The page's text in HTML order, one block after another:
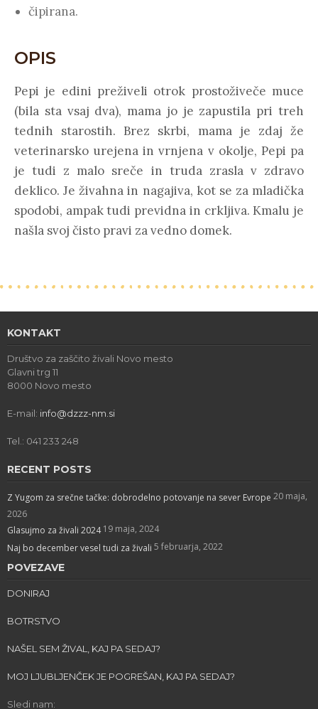
čipirana.
OPIS
Pepi je edini preživeli otrok prostoživeče muce
(bila sta vsaj dva), mama jo je zapustila pri treh
tednih starostih. Brez skrbi, mama je zdaj že
veterinarsko urejena in vrnjena v okolje, Pepi pa
je tudi z malo sreče in truda zrasla v zdravo
deklico. Je živahna in nagajiva, kot se za mladička
spodobi, ampak tudi previdna in crkljiva. Kmalu je
našla svoj čisto pravi za vedno domek.
KONTAKT
Društvo za zaščito živali Novo mesto
Glavni trg 11
8000 Novo mesto
E-mail: info@dzzz-nm.si
Tel.: 041 233 248
RECENT POSTS
Z Yugom za srečne tačke: dobrodelno potovanje na sever Evrope 20 maja,
2026
Glasujmo za živali 2024 19 maja, 2024
Naj bo december vesel tudi za živali 5 februarja, 2022
POVEZAVE
DONIRAJ
BOTRSTVO
NAŠEL SEM ŽIVAL, KAJ PA SEDAJ?
MOJ LJUBLJENČEK JE POGREŠAN, KAJ PA SEDAJ?
Sledi nam: